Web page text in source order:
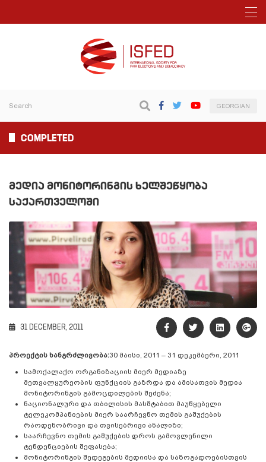
GEORGIAN
COMPLETED
ᲛᲔᲓᲘᲐ ᲛᲝᲜᲘᲢᲝᲠᲘᲜᲒᲘᲡ ᲮᲔᲚᲨᲔᲬᲧᲝᲑᲐ
ᲡᲐᲥᲐᲠᲗᲕᲔᲚᲝᲨᲘ
31 DECEMBER, 2011
პროექტის ხანგრძლივობა:30 მაისი, 2011 – 31 დეკემბერი, 2011
სამოქალაქო ორგანიზაციის მიერ მედიაზე
მეთვალყურეობის ფუნქციის გაზრდა და ამისათვის მედია
მონიტორინგის გამოცდილების შეძენა;
ნაციონალური და თბილისის მასშტაბით მაუწყებელი
ტელეკომპანიების მიერ საარჩევნო თემის გაშუქების
რაოდენობრივი და თვისებრივი ანალიზი;
საარჩევნო თემის გაშუქების დროს გამოვლენილი
ტენდენციების შეფასება;
მონიტორინგის შედეგების მედიისა და საზოგადოებისთვის